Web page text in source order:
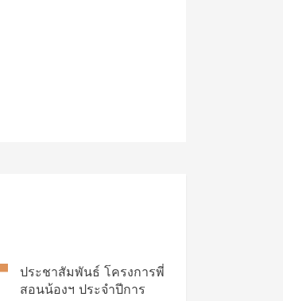
ประชาสัมพันธ์ โครงการพี่
สอนน้องฯ ประจำปีการ